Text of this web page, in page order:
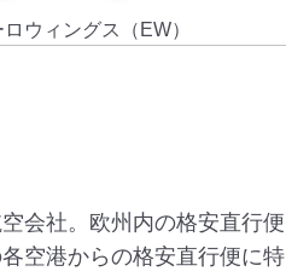
ウィングス（EW）
会社。欧州内の格安直行便
空港からの格安直行便に特